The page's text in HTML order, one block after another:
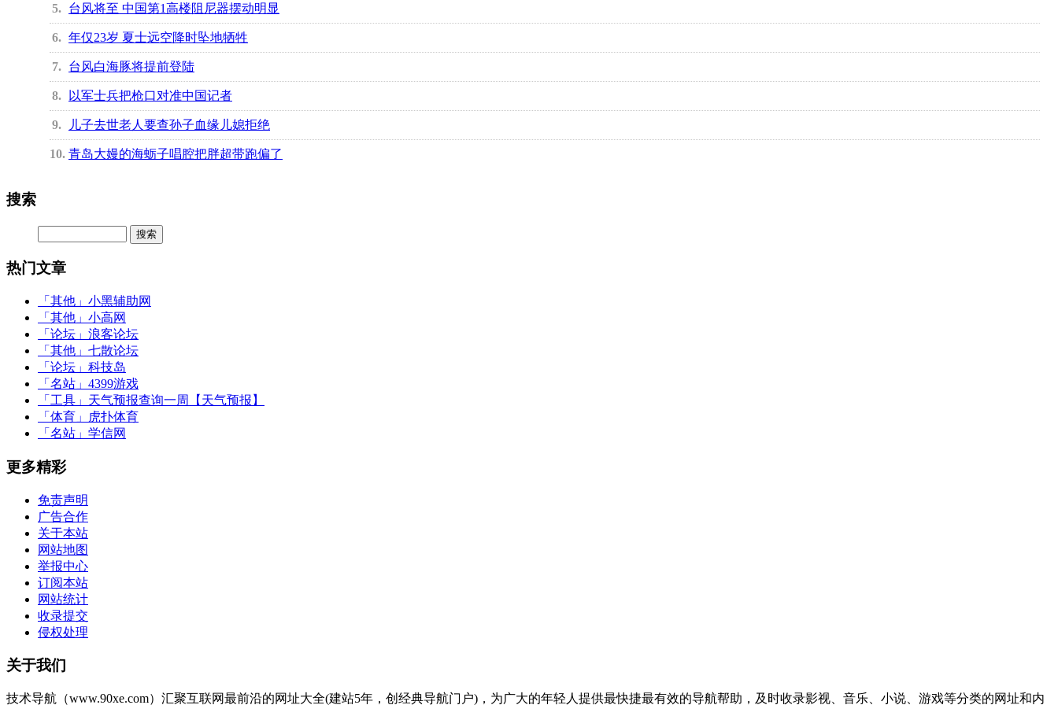
5 台风将至 中国第1高楼阻尼器摆动明显
6 年仅23岁 夏士远空降时坠地牺牲
7 台风白海豚将提前登陆
8 以军士兵把枪口对准中国记者
9 儿子去世老人要查孙子血缘儿媳拒绝
10 青岛大嫚的海蛎子唱腔把胖超带跑偏了
搜索
热门文章
「其他」 小黑辅助网
「其他」 小高网
「论坛」 浪客论坛
「其他」 七散论坛
「论坛」 科技岛
「名站」 4399游戏
「工具」 天气预报查询一周【天气预报】
「体育」
虎扑体育
「名站」 学信网
更多精彩
免责声明
广告合作
关于本站
网站地图
举报中心
订阅本站
网站统计
收录提交
侵权处理
关于我们
技术导航（www.90xe.com）汇聚互联网最前沿的网址大全(建站5年，创经典导航门户)，为广大的年轻人提供最快捷最有效的导航帮助，及时收录影视、音乐、小说、游戏等分类的网址和内